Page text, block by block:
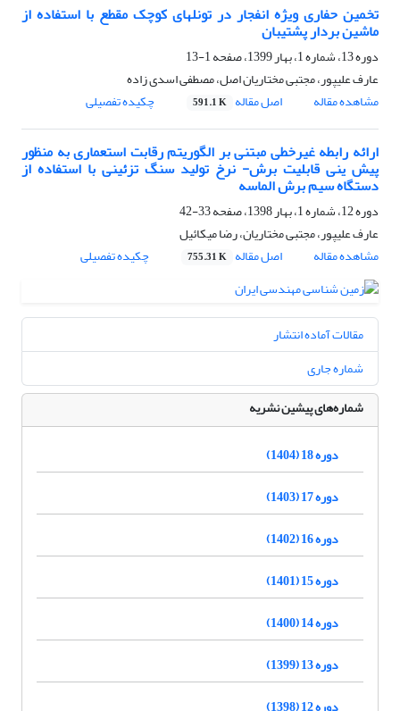
تخمین حفاری ویژه انفجار در تونلهای کوچک مقطع با استفاده از
ماشین بردار پشتیبان
دوره 13، شماره 1، بهار 1399، صفحه
1-13
عارف علیپور، مجتبی مختاریان اصل، مصطفی اسدی زاده
مشاهده مقاله
اصل مقاله 591.1 K چکیده تفصیلی
ارائه رابطه غیرخطی مبتنی بر الگوریتم رقابت استعماری به منظور
پیش ینی قابلیت برش- نرخ تولید سنگ تزئینی با استفاده از
دستگاه سیم برش الماسه
دوره 12، شماره 1، بهار 1398، صفحه
33-42
عارف علیپور، مجتبی مختاریان، رضا میکائیل
مشاهده مقاله
اصل مقاله 755.31 K چکیده تفصیلی
مقالات آماده انتشار
شماره جاری
شماره‌های پیشین نشریه
دوره 18 (1404)
دوره 17 (1403)
دوره 16 (1402)
دوره 15 (1401)
دوره 14 (1400)
دوره 13 (1399)